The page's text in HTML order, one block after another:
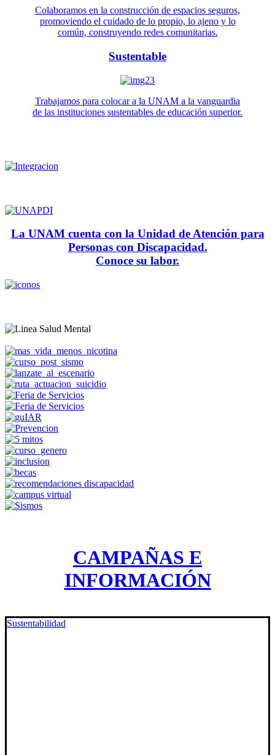
Colaboramos en la construcción de espacios seguros,
promoviendo el cuidado de lo propio, lo ajeno y lo
común, construyendo redes comunitarias.
Sustentable
Trabajamos para colocar a la UNAM a la vanguardia
de las instituciones sustentables de educación superior.
La UNAM cuenta con la Unidad de Atención para
Personas con Discapacidad.
Conoce su labor.
CAMPAÑAS E
INFORMACIÓN
Sustentabilidad